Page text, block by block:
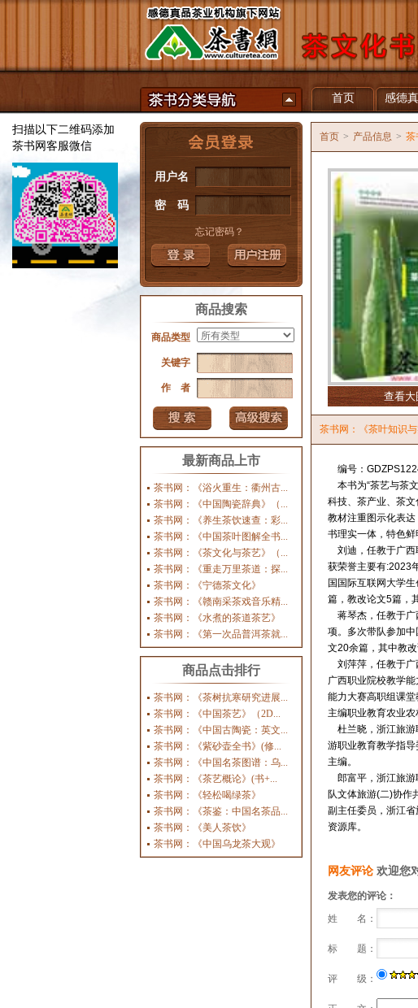
首页 感德
用户名
密 码
忘记密码？
商品搜索
商品类型
关键字
作 者
最新商品上市
茶书网：《浴火重生：衢州古...
茶书网：《中国陶瓷辞典》（...
茶书网：《养生茶饮速查：彩...
茶书网：《中国茶叶图解全书...
茶书网：《茶文化与茶艺》（...
茶书网：《重走万里茶道：探...
茶书网：《宁德茶文化》
茶书网：《赣南采茶戏音乐精...
茶书网：《水煮的茶道茶艺》
茶书网：《第一次品普洱茶就...
商品点击排行
茶书网：《茶树抗寒研究进展...
茶书网：《中国茶艺》（2D...
茶书网：《中国古陶瓷：英文...
茶书网：《紫砂壶全书》(修...
茶书网：《中国名茶图谱：乌...
茶书网：《茶艺概论》(书+...
茶书网：《轻松喝绿茶》
茶书网：《茶鉴：中国名茶品...
茶书网：《美人茶饮》
茶书网：《中国乌龙茶大观》
首页 > 产品信息 > 茶
查看大
茶书网：《茶叶知识与
编号：
本书为“茶艺与茶
科技、茶产业、茶
教材注重图示化表
书理实一体，特色
刘迪，任教于广西
获荣誉主要有:2023
国国际互联网大学
篇，教改论文5篇，
蒋琴杰，任教于广
项。多次带队参加
文20余篇，其中教
刘萍萍，任教于广
广西职业院校教学
能力大赛高职组课
主编职业教育农业农
杜兰晓，浙江旅游
游职业教育教学指
主编。
郎富平，浙江旅游
队文体旅游(二)协作
副主任委员，浙江
资源库。
网友评论 欢迎您
发表您的评论：
姓 名：
标 题：
评 级：
扫描以下二维码添加
茶书网客服微信